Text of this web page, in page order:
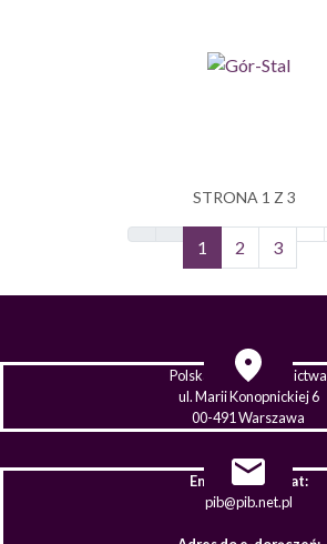
STRONA 1 Z 3
1 2 3
Polska Izba Budownictwa
ul. Marii Konopnickiej 6
00-491 Warszawa
Email sekretariat:
pib@pib.net.pl